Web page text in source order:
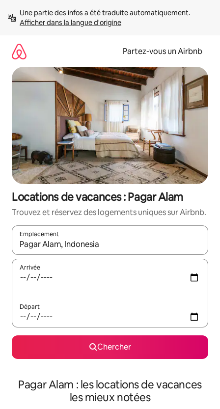
directement
Afficher dans la langue d'origine
Partez-vous un Airbnb
Locations de vacances : Pagar Alam
Trouvez et réservez des logements uniques sur Airbnb.
Emplacement
Quand les résultats sont affichés, parcourez-les en utilisant
Arrivée
Départ
Chercher
Pagar Alam : les locations de vacances
les mieux notées